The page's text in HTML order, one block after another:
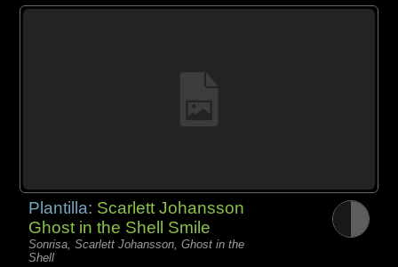
Plantilla: Scarlett Johansson
Ghost in the Shell Smile
Sonrisa, Scarlett Johansson, Ghost in the
Shell